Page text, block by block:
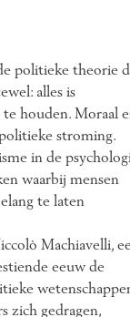
politieke theorie
alles is
houden. Moraal
stroming.
in de
waarbij mensen
te laten
Machiavelli,
eeuw de
zich gedragen,